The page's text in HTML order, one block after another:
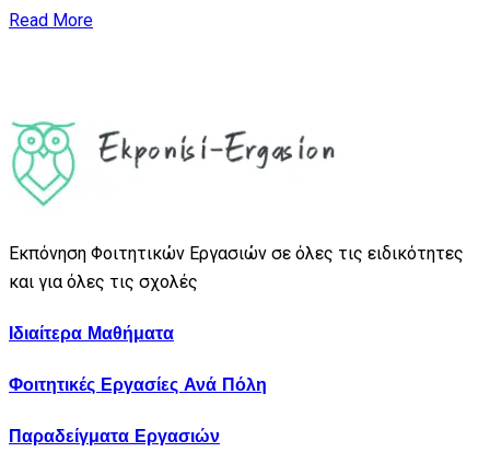
Read More
Εκπόνηση Φοιτητικών Εργασιών σε όλες τις ειδικότητες
και για όλες τις σχολές
Ιδιαίτερα Μαθήματα
Φοιτητικές Εργασίες Ανά Πόλη
Παραδείγματα Εργασιών